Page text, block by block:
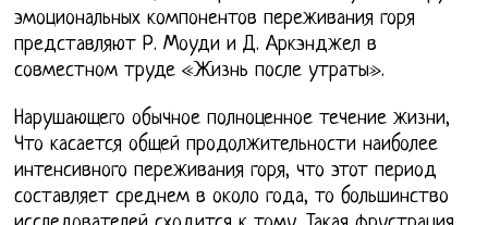
эмоциональных компонентов переживания горя
представляют Р. Моуди и Д. Аркэнджел в
совместном труде «Жизнь после утраты».
Нарушающего обычное полноценное течение жизни,
Что касается общей продолжительности наиболее
интенсивного переживания горя, что этот период
составляет среднем в около года, то большинство